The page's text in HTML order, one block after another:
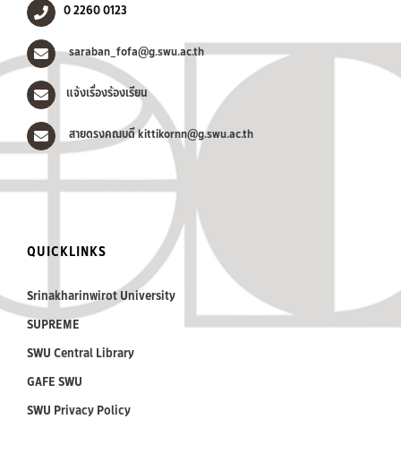
0 2260 0123
saraban_fofa@g.swu.ac.th
แจ้งเรื่องร้องเรียน
สายตรงคณบดี kittikornn@g.swu.ac.th
QUICKLINKS
Srinakharinwirot University
SUPREME
SWU Central Library
GAFE SWU
SWU Privacy Policy